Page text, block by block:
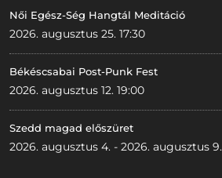
Női Egész-Ség Hangtál Meditáció
2026. augusztus 25. 17:30
Békéscsabai Post-Punk Fest
2026. augusztus 12. 19:00
Szedd magad előszüret
2026. augusztus 4. - 2026. augusztus 9.